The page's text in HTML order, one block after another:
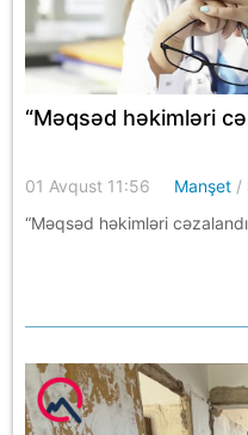
“Məqsəd həkimləri
01 Avqust 11:56 Manşet /
“Məqsəd həkimləri